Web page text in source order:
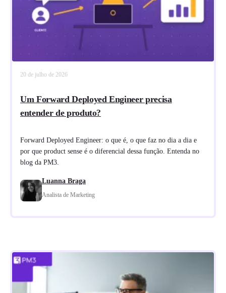
20 de julho de 2026
Um Forward Deployed Engineer precisa
entender de produto?
Forward Deployed Engineer: o que é, o que faz no dia a dia e
por que product sense é o diferencial dessa função. Entenda no
blog da PM3.
Luanna Braga
Analista de Marketing